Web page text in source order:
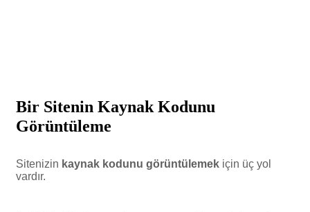
Bir Sitenin Kaynak Kodunu
Görüntüleme
Sitenizin kaynak kodunu görüntülemek için üç yol
vardır.